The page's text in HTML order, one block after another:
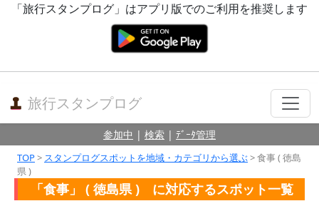
「旅行スタンプログ」はアプリ版でのご利用を推奨します
旅行スタンプログ
参加中 | 検索 | ﾃﾞｰﾀ管理
TOP> スタンプログスポットを地域・カテゴリから選ぶ> 食事 ( 徳島
県 )
「食事」 ( 徳島県 ) に対応するスポット一覧